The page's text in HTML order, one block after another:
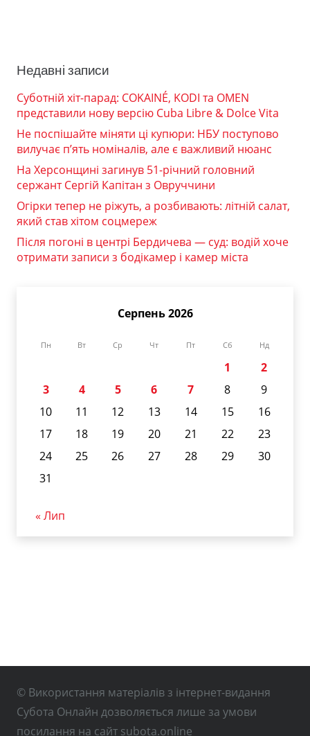
Недавні записи
Суботній хіт-парад: COKAINÉ, KODI та OMEN
представили нову версію Cuba Libre & Dolce Vita
Не поспішайте міняти ці купюри: НБУ поступово
вилучає п’ять номіналів, але є важливий нюанс
На Херсонщині загинув 51-річний головний
сержант Сергій Капітан з Овруччини
Огірки тепер не ріжуть, а розбивають: літній салат,
який став хітом соцмереж
Після погоні в центрі Бердичева — суд: водій хоче
отримати записи з бодікамер і камер міста
Серпень 2026
Пн Вт Ср Чт Пт Сб Нд
1
2
3
4 5 6 7 8
9
10
11 12 13 14 15
16
17
18 19 20 21 22
23
24
25 26 27 28 29
30
31
« Лип
© Використання матеріалів з інтернет-видання
Субота Онлайн дозволяється лише за умови
посилання на сайт subota.online